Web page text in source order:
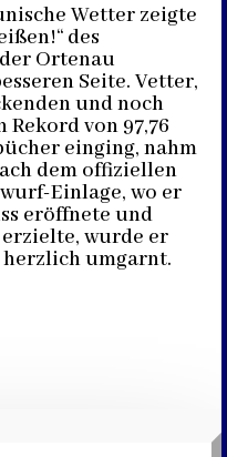
Wetter zeigte
des
Ortenau
Seite. Vetter,
und noch
von 97,76
einging, nahm
dem offiziellen
Einlage, wo er
eröffnete und
wurde er
umgarnt.